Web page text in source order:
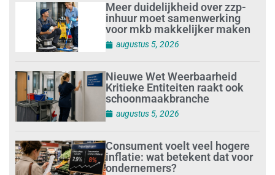
Meer duidelijkheid over zzp-
inhuur moet samenwerking
voor mkb makkelijker maken
augustus 5, 2026
Nieuwe Wet Weerbaarheid
Kritieke Entiteiten raakt ook
schoonmaakbranche
augustus 5, 2026
Consument voelt veel hogere
inflatie: wat betekent dat voor
ondernemers?